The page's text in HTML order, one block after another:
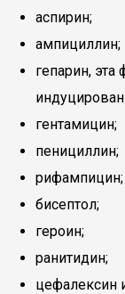
аспирин;
ампициллин;
гепарин,
гентамицин;
пенициллин;
рифампицин;
бисептол;
героин;
ранитидин;
цефалексин